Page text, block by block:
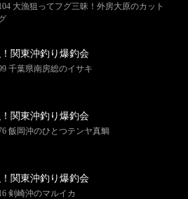
大漁狙ってフグ三昧！外房大原のカット
関東沖釣り爆釣会
千葉県南房総のイサキ
関東沖釣り爆釣会
飯岡沖のひとつテンヤ真鯛
関東沖釣り爆釣会
剣崎沖のマルイカ